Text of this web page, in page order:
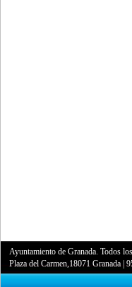
Ayuntamiento de Granada. Todos
Plaza del Carmen,18071 Granada |